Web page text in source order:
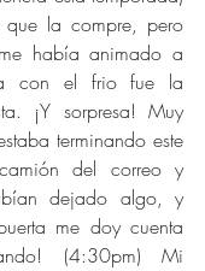
que la compre, pero
había animado a
con el frio fue la
¡Y sorpresa! Muy
terminando este
del correo y
dejado algo, y
me doy cuenta
(4:30pm) Mi